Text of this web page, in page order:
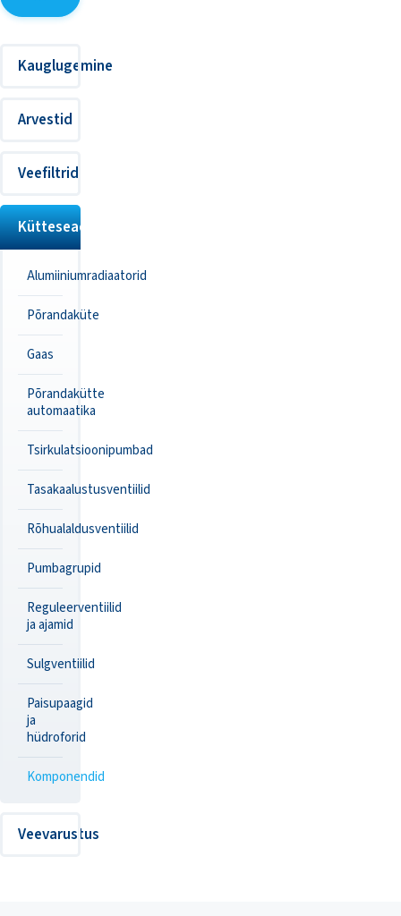
Kauglugemine
Arvestid
Veefiltrid
Kütteseadmed
Alumiiniumradiaatorid
Põrandaküte
Gaas
Põrandakütte
automaatika
Tsirkulatsioonipumbad
Tasakaalustusventiilid
Rõhualaldusventiilid
Pumbagrupid
Reguleerventiilid
ja ajamid
Sulgventiilid
Paisupaagid
ja
hüdroforid
Komponendid
Veevarustus